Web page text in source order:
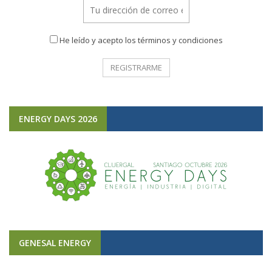
He leído y acepto los términos y condiciones
ENERGY DAYS 2026
GENESAL ENERGY